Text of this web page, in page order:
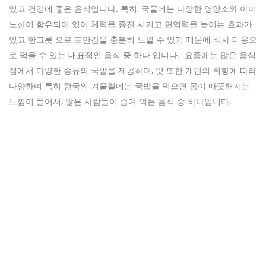
있고 건강에 좋은 음식입니다. 특히, 국물에는 다양한 영양소와 아미
노산이 함유되어 있어 체력을 증진 시키고 면역력을 높이는 효과가
있고 한그릇 으로 포만감을 충분히 느낄 수 있기 때문에 식사 대용으
로 먹을 수 있는 대표적인 음식 중 하나 입니다. 요즘에는 많은 음식
점에서 다양한 종류의 국밥을 제공하며, 맛 또한 개인의 취향에 따라
다양하며 특히 한국의 겨울철에는 국밥을 먹으면 몸이 따뜻해지는
느낌이 들어서, 많은 사람들이 즐겨 먹는 음식 중 하나입니다.